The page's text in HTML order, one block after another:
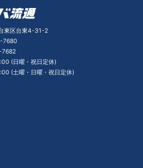
東区台東4-31-2
7680
7682
(日曜・祝日定休)
(土曜・日曜・祝日定休)